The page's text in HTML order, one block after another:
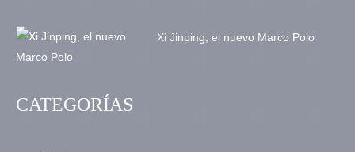
Xi Jinping, el nuevo Marco Polo
CATEGORÍAS